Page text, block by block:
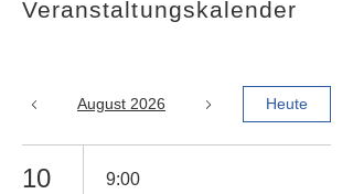
Veranstaltungskalender
August 2026 Heute
10 9:00